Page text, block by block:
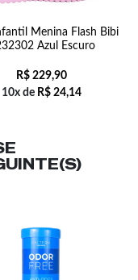
Menina Flash Bibi
Azul Escuro
R$ 229,90
10x de R$ 24,14